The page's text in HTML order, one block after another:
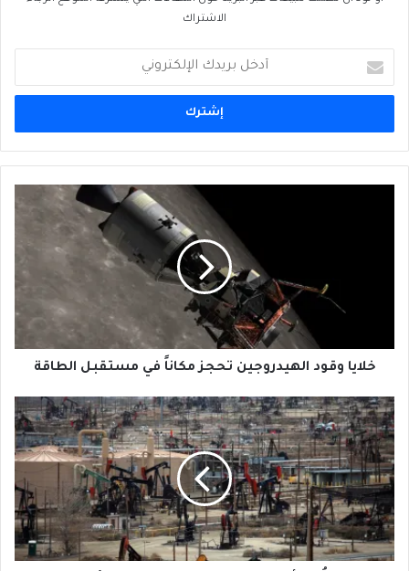
الاشتراك
بريدك
الإلكتروني
خلايا وقود الهيدروجين تحجز مكاناً في مستقبل الطاقة
هل
تُنقذ
أوروبا
الغاز
الطبيعي
الأميركي
المُسال؟